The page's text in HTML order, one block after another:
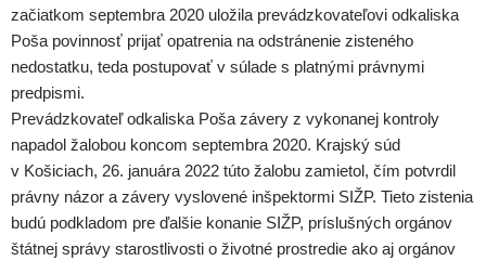
začiatkom septembra 2020 uložila prevádzkovateľovi odkaliska
Poša povinnosť prijať opatrenia na odstránenie zisteného
nedostatku, teda postupovať v súlade s platnými právnymi
predpismi.
Prevádzkovateľ odkaliska Poša závery z vykonanej kontroly
napadol žalobou koncom septembra 2020. Krajský súd
v Košiciach, 26. januára 2022 túto žalobu zamietol, čím potvrdil
právny názor a závery vyslovené inšpektormi SIŽP. Tieto zistenia
budú podkladom pre ďalšie konanie SIŽP, príslušných orgánov
štátnej správy starostlivosti o životné prostredie ako aj orgánov